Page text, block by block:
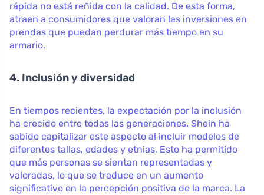
rápida no está reñida con la calidad. De esta forma,
atraen a consumidores que valoran las inversiones en
prendas que puedan perdurar más tiempo en su
armario.
4. Inclusión y diversidad
En tiempos recientes, la expectación por la inclusión
ha crecido entre todas las generaciones. Shein ha
sabido capitalizar este aspecto al incluir modelos de
diferentes tallas, edades y etnias. Esto ha permitido
que más personas se sientan representadas y
valoradas, lo que se traduce en un aumento
significativo en la percepción positiva de la marca. La